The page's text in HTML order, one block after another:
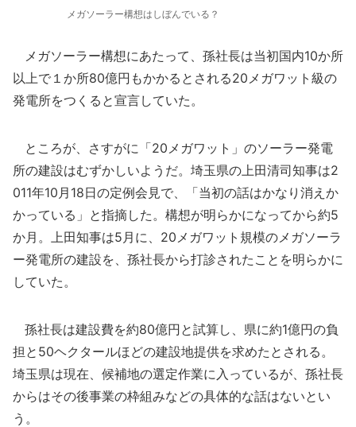
メガソーラー構想はしぼんでいる？
メガソーラー構想にあたって、孫社長は当初国内10か所
以上で１か所80億円もかかるとされる20メガワット級の
発電所をつくると宣言していた。
ところが、さすがに「20メガワット」のソーラー発電
所の建設はむずかしいようだ。埼玉県の上田清司知事は2
011年10月18日の定例会見で、「当初の話はかなり消えか
かっている」と指摘した。構想が明らかになってから約5
か月。上田知事は5月に、20メガワット規模のメガソーラ
ー発電所の建設を、孫社長から打診されたことを明らかに
していた。
孫社長は建設費を約80億円と試算し、県に約1億円の負
担と50ヘクタールほどの建設地提供を求めたとされる。
埼玉県は現在、候補地の選定作業に入っているが、孫社長
からはその後事業の枠組みなどの具体的な話はないとい
う。